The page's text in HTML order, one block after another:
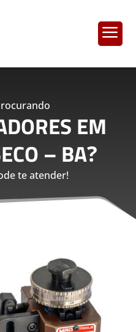
a
EM
– BA?
te atender!